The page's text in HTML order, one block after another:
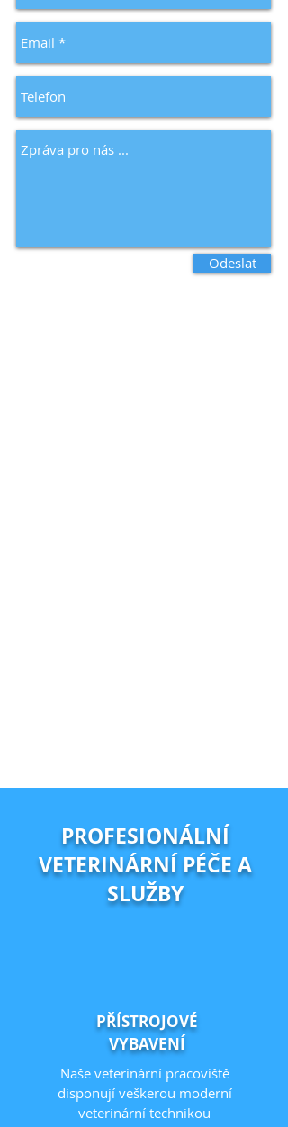
Odeslat
PROFESIONÁLNÍ
VETERINÁRNÍ PÉČE A
SLUŽBY
PŘÍSTROJOVÉ
VYBAVENÍ
Naše veterinární pracoviště
disponují veškerou moderní
veterinární technikou